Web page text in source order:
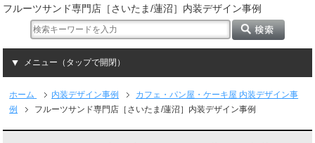
フルーツサンド専門店［さいたま/蓮沼］内装デザイン事例
メニュー（タップで開閉）
ホーム 内装デザイン事例
カフェ・パン屋・ケーキ屋 内装デザイン事
例
フルーツサンド専門店［さいたま/蓮沼］内装デザイン事例